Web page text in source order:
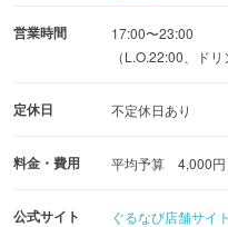
営業時間
17:00〜23:00
（L.O.22:00、ド
定休日 不定休日あり
料金・費用 平均予算 4,000円
公式サイト ぐるなび店舗サイト